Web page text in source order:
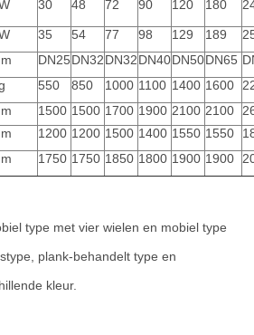
30 48 72 90 120 180
35 54 77 98 129 189
DN25DN32DN32DN40DN50DN65
550 850 1000 1100 1400 1600
1500 1500 1700 1900 2100 2100
1200 1200 1500 1400 1550 1550
1750 1750 1850 1800 1900 1900
type met vier wielen en mobiel type
plank-behandelt type en
kleur.